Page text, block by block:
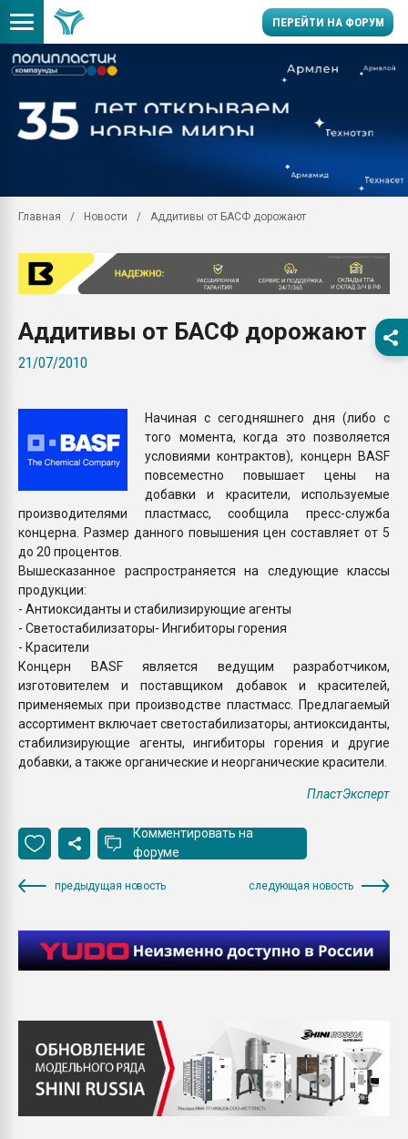
ПЕРЕЙТИ НА ФОРУМ
Вакуум-формовочные
28.07.2026
пластмасс
28.07.2026
ситуацией на
Материал поверхности
вакуумного
Armaloy PC/ABS-1IM
ПЕРЕЙТИ НА
Главная Новости Аддитивы от БАСФ дорожают
Аддитивы от БАСФ дорожают
21/07/2010
Начиная с сегодняшнего дня (либо с
того момента, когда это позволяется
условиями контрактов), концерн BASF
повсеместно повышает цены на
добавки и красители, используемые
производителями пластмасс, сообщила пресс-служба
концерна. Размер данного повышения цен составляет от 5
до 20 процентов.
Вышесказанное распространяется на следующие классы
продукции:
- Антиоксиданты и стабилизирующие агенты
- Светостабилизаторы- Ингибиторы горения
- Красители
Концерн BASF является ведущим разработчиком,
изготовителем и поставщиком добавок и красителей,
применяемых при производстве пластмасс. Предлагаемый
ассортимент включает светостабилизаторы, антиоксиданты,
стабилизирующие агенты, ингибиторы горения и другие
добавки, а также органические и неорганические красители.
ПластЭксперт
Комментировать на
форуме
предыдущая новость следующая новость